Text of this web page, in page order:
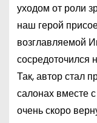
уходом от роли
наш герой
возглавляемой
сосредоточился
Так, автор стал
салонах вместе
очень скоро